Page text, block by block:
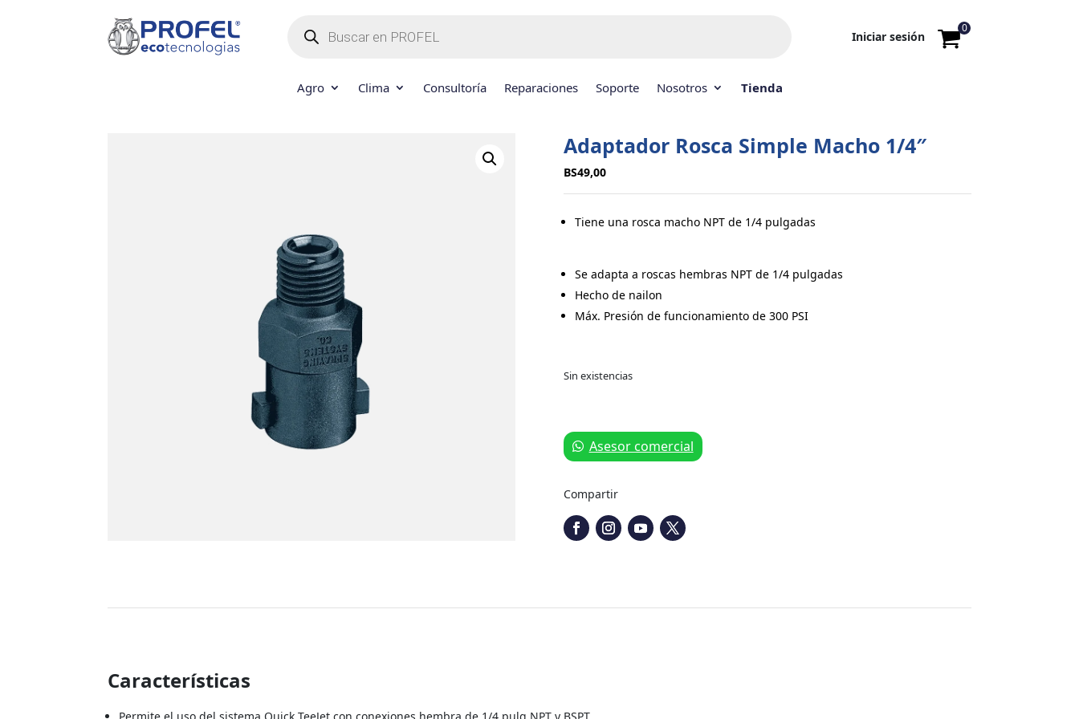
productos Iniciar sesión
0
Agro Clima Consultoría Reparaciones Soporte Nosotros Tienda
Adaptador Rosca Simple Macho 1/4″
BS49,00
Tiene una rosca macho NPT de 1/4 pulgadas
Se adapta a roscas hembras NPT de 1/4 pulgadas
Hecho de nailon
Máx. Presión de funcionamiento de 300 PSI
Sin existencias
Asesor comercial
Compartir
Características